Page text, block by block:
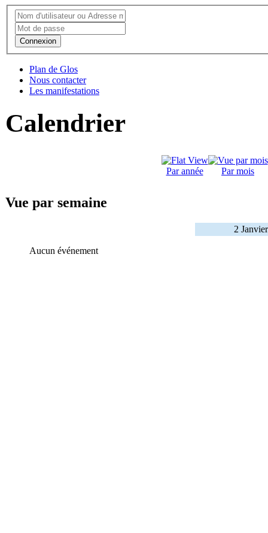
Connexion
Plan de Glos
Nous contacter
Les manifestations
Calendrier
Par année Par mois
Vue par semaine
2
Aucun événement